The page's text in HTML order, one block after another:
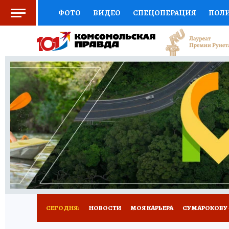
ФОТО ВИДЕО СПЕЦОПЕРАЦИЯ
СОЦПОДДЕРЖКА НАУКА АФИША
ВЫБОР ЭКСПЕРТОВ ДОКТОР
КНИЖНАЯ ПОЛКА ПРОГНОЗЫ НА СПОРТ
ПРЕСС-ЦЕНТР НЕДВИЖИМОСТЬ
РАДИО КП РЕКЛАМА ТЕСТЫ НОВОЕ
СЕГОДНЯ: НОВОСТИ МОЯ КАРЬЕРА СУМАРОКОВУ